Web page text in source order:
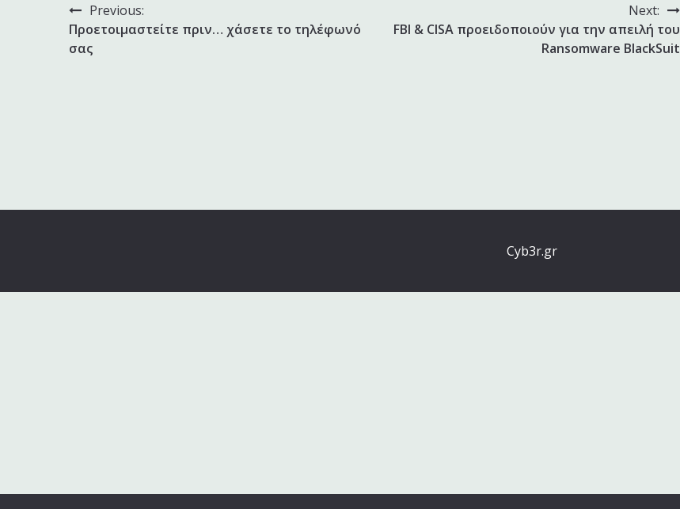
Πλοήγηση
άρθρων
Previous:
Προετοιμαστείτε πριν… χάσετε το τηλέφωνό
σας
Next:
FBI & CISA προειδοποιούν για την απειλή του
Ransomware BlackSuit
Cyb3r.gr